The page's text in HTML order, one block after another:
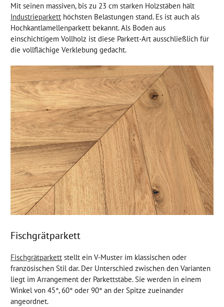
Mit seinen massiven, bis zu 23 cm starken Holzstäben hält
Industrieparkett höchsten Belastungen stand. Es ist auch als
Hochkantlamellenparkett bekannt. Als Boden aus
einschichtigem Vollholz ist diese Parkett-Art ausschließlich für
die vollflächige Verklebung gedacht.
Fischgrätparkett
Fischgrätparkett stellt ein V-Muster im klassischen oder
französischen Stil dar. Der Unterschied zwischen den Varianten
liegt im Arrangement der Parkettstäbe. Sie werden in einem
Winkel von 45°, 60° oder 90° an der Spitze zueinander
angeordnet.